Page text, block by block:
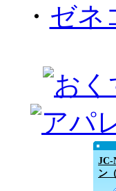
・ ゼネ
JC-
ン